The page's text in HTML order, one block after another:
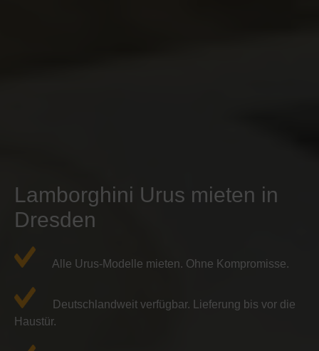
Lamborghini Urus mieten in
Dresden
Alle Urus-Modelle mieten. Ohne Kompromisse.
Deutschlandweit verfügbar. Lieferung bis vor die
Haustür.